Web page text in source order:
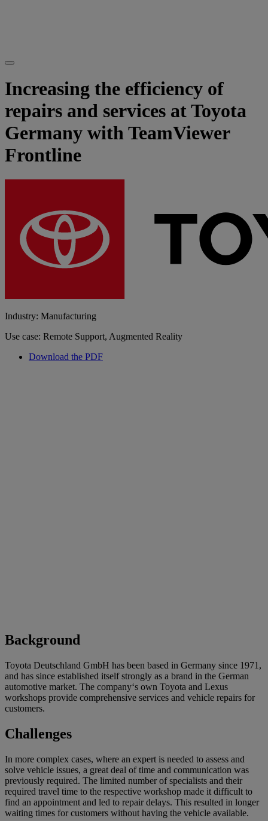
Increasing the efficiency of
repairs and services at Toyota
Germany with TeamViewer
Frontline
Industry: Manufacturing
Use case: Remote Support, Augmented Reality
Download the PDF
Background
Toyota Deutschland GmbH has been based in Germany since 1971,
and has since established itself strongly as a brand in the German
automotive market. The company‘s own Toyota and Lexus
workshops provide comprehensive services and vehicle repairs for
customers.
Challenges
In more complex cases, where an expert is needed to assess and
solve vehicle issues, a great deal of time and communication was
previously required. The limited number of specialists and their
required travel time to the respective workshop made it difficult to
find an appointment and led to repair delays. This resulted in longer
waiting times for customers without having the vehicle available.